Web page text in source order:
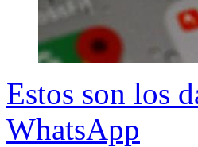
Estos son los
WhatsApp